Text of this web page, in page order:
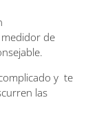
de
y te
las